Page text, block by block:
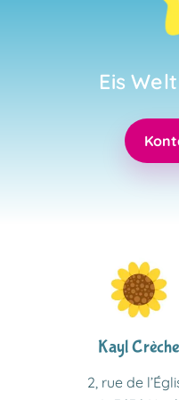
Eis
Kayl Crèche
2, rue de